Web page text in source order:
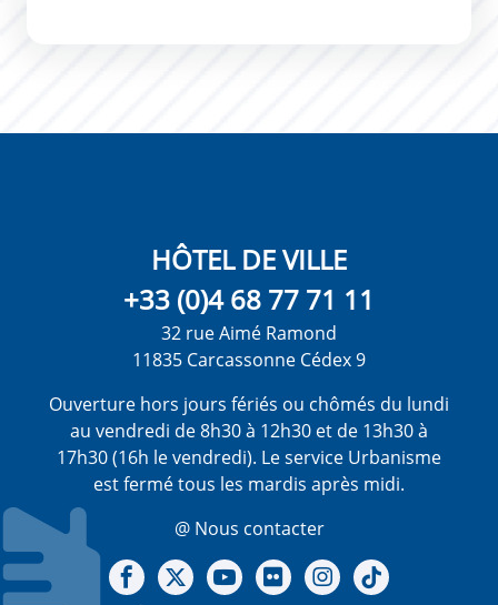
HÔTEL DE VILLE
+33 (0)4 68 77 71 11
32 rue Aimé Ramond
11835 Carcassonne Cédex 9
Ouverture hors jours fériés ou chômés du lundi
au vendredi de 8h30 à 12h30 et de 13h30 à
17h30 (16h le vendredi). Le service Urbanisme
est fermé tous les mardis après midi.
@ Nous contacter
Notre Facebook
Notre X - (twitter)
Notre chaine Youtube
Notre Gallerie sur Flickr
Notre Instagram